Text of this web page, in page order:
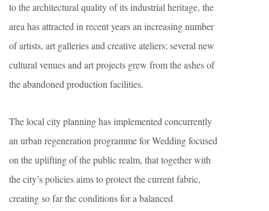
to the architectural quality of its industrial heritage, the
area has attracted in recent years an increasing number
of artists, art galleries and creative ateliers; several new
cultural venues and art projects grew from the ashes of
the abandoned production facilities.
The local city planning has implemented concurrently
an urban regeneration programme for Wedding focused
on the uplifting of the public realm, that together with
the city’s policies aims to protect the current fabric,
creating so far the conditions for a balanced